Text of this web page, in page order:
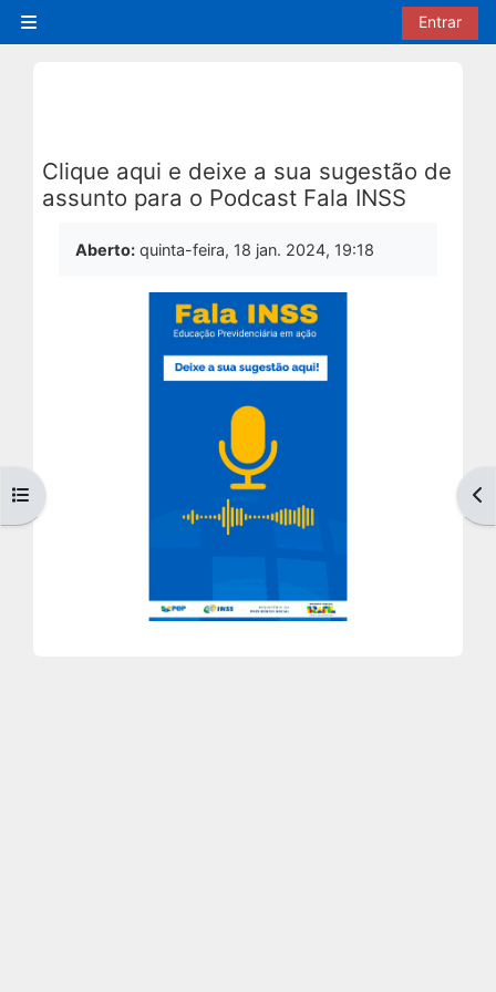
Painel lateral
Entrar
Abrir índice do curso
Clique aqui e deixe a sua sugestão de
assunto para o Podcast Fala INSS
Aberto:quinta-feira, 18 jan. 2024, 19:18